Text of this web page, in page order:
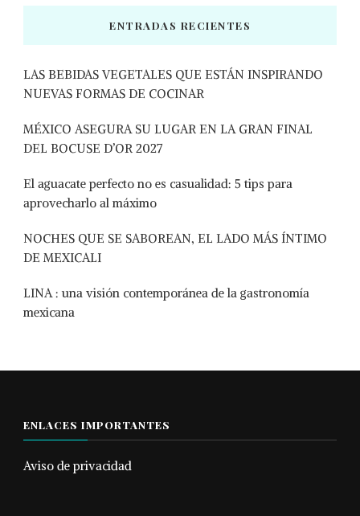
ENTRADAS RECIENTES
LAS BEBIDAS VEGETALES QUE ESTÁN INSPIRANDO
NUEVAS FORMAS DE COCINAR
MÉXICO ASEGURA SU LUGAR EN LA GRAN FINAL
DEL BOCUSE D’OR 2027
El aguacate perfecto no es casualidad: 5 tips para
aprovecharlo al máximo
NOCHES QUE SE SABOREAN, EL LADO MÁS ÍNTIMO
DE MEXICALI
LINA : una visión contemporánea de la gastronomía
mexicana
ENLACES IMPORTANTES
Aviso de privacidad